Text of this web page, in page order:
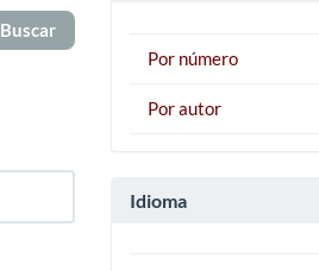
Por número
Por autor
Idioma